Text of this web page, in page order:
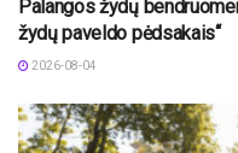
Palangos žydų
žydų paveldo pėdsakais“
2026-08-04